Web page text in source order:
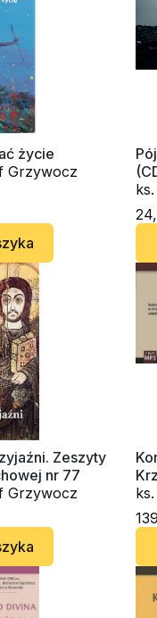
życie
Grzywocz
Zeszyty
nr 77
Grzywocz